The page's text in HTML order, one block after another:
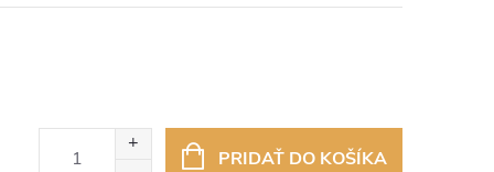
PRIDAŤ DO KOŠÍKA